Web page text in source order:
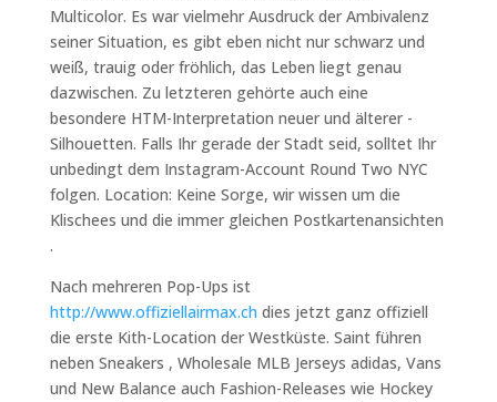
Multicolor. Es war vielmehr Ausdruck der Ambivalenz
seiner Situation, es gibt eben nicht nur schwarz und
weiß, trauig oder fröhlich, das Leben liegt genau
dazwischen. Zu letzteren gehörte auch eine
besondere HTM-Interpretation neuer und älterer -
Silhouetten. Falls Ihr gerade der Stadt seid, solltet Ihr
unbedingt dem Instagram-Account Round Two NYC
folgen. Location: Keine Sorge, wir wissen um die
Klischees und die immer gleichen Postkartenansichten
.
Nach mehreren Pop-Ups ist
http://www.offiziellairmax.ch dies jetzt ganz offiziell
die erste Kith-Location der Westküste. Saint führen
neben Sneakers , Wholesale MLB Jerseys adidas, Vans
und New Balance auch Fashion-Releases wie Hockey